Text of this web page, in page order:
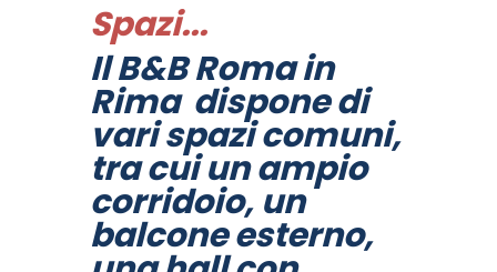
Spazi...
Il B&B Roma in
Rima dispone di
vari spazi comuni,
tra cui un ampio
corridoio, un
balcone esterno,